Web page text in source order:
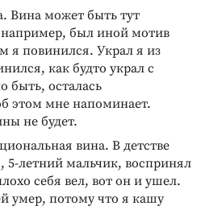
Вина может быть тут
например, был иной мотив
я повинился. Украл я из
как будто украл с
быть, осталась
этом мне напоминает.
не будет.
вина. В детстве
5-летний мальчик, воспринял
себя вел, вот он и ушел.
умер, потому что я кашу